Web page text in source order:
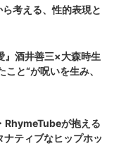
考える、性的表現と
』酒井善三×大森時生
と“が呪いを生み、
RhymeTubeが抱える
ティブなヒップホッ